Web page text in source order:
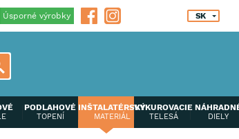
Úsporné výrobky SK
PODLAHOVÉ
TOPENÍ
INŠTALATÉRSKÝ
MATERIÁL
VYKUROVACIE
TELESÁ DIELY